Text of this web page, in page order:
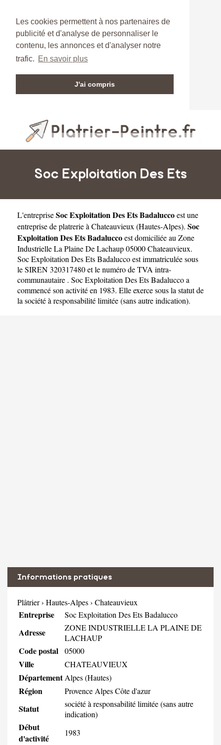
Les cookies permettent à nos partenaires de
publicité et d'analyse de personnaliser le
contenu, les annonces et d'analyser notre
trafic. En savoir plus
J'ai compris
Soc Exploitation Des Ets
Badalucco
L'entrepriseSoc Exploitation Des Ets Badaluccoest une
entreprise de platrerie à Chateauvieux (Hautes-Alpes). Soc
Exploitation Des Ets Badaluccoest domiciliée au Zone
Industrielle La Plaine De Lachaup 05000 Chateauvieux.
Soc Exploitation Des Ets Badalucco est immatriculée sous
le SIREN 320317480 et le numéro de TVA intra-
communautaire . Soc Exploitation Des Ets Badalucco a
commencé son activité en 1983. Elle exerce sous la statut de
la société à responsabilité limitée (sans autre indication).
Informations pratiques
Plâtrier› Hautes-Alpes› Chateauvieux
Entreprise Soc Exploitation Des Ets Badalucco
Adresse
ZONE INDUSTRIELLE LA PLAINE DE
LACHAUP
Code postal 05000
Ville CHATEAUVIEUX
Département Alpes (Hautes)
Région Provence Alpes Côte d'azur
Statut
société à responsabilité limitée (sans autre
indication)
Début
d'activité
1983